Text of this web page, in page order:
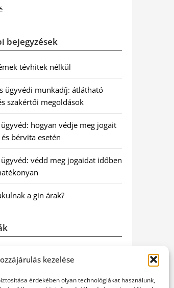
kezelése
érdekében olyan technológiákat használunk,
bejegyzések
tévhitek nélkül
ügyvédi munkadíj: átlátható
szakértői megoldások
hogyan védje meg jogait
bérvita esetén
védd meg jogaidat időben
a gin árak?